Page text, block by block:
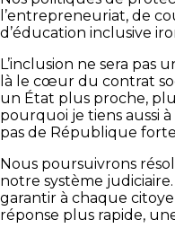
l’entrepreneuriat, de
d’éducation inclusive
L’inclusion ne sera pas
là le cœur du contrat
un État plus proche,
pourquoi je tiens aussi à
pas de République
Nous poursuivrons
notre système
garantir à chaque
réponse plus rapide,